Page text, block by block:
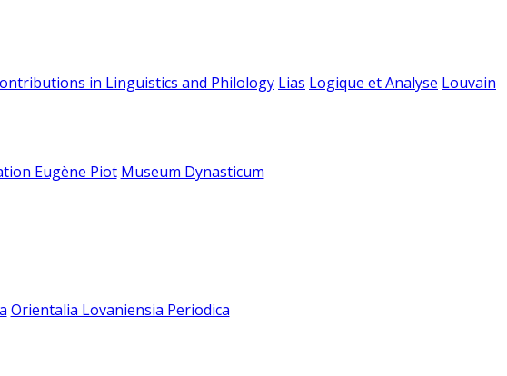
in Linguistics and Philology Lias Logique et Analyse Louvain
Eugène Piot Museum Dynasticum
Orientalia Lovaniensia Periodica